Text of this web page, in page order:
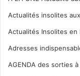
Actualités insolites
Actualités Insolites en
Adresses
AGENDA des sorties